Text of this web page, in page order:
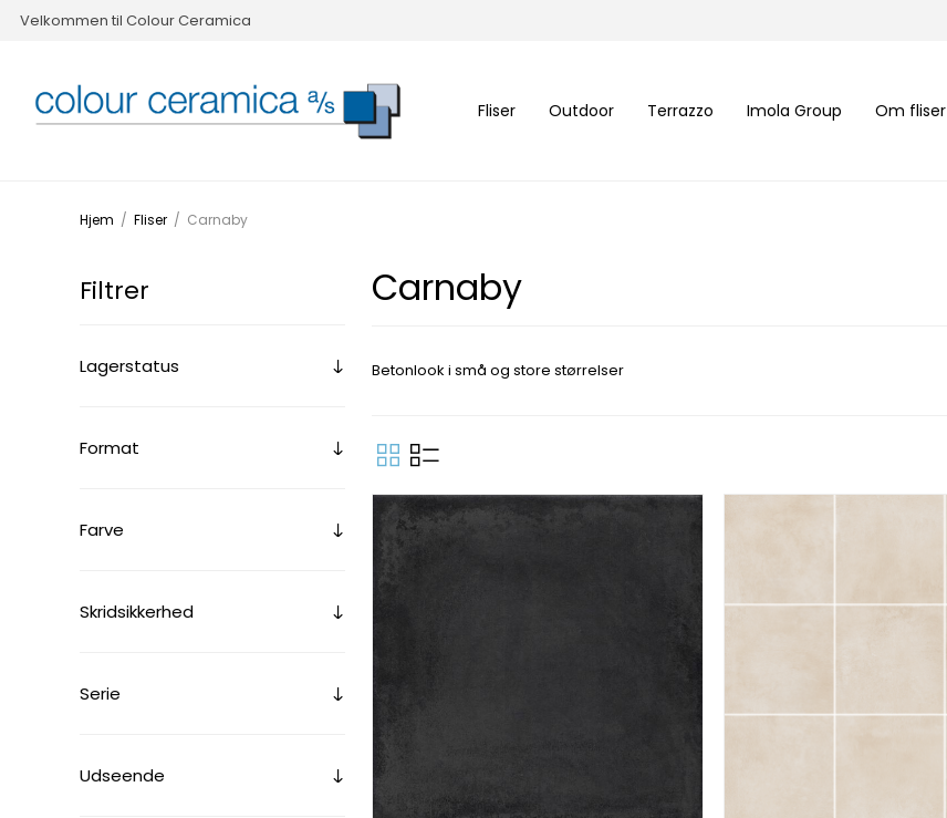
Velkommen til Colour Ceramica
Fliser Outdoor Terrazzo Imola Group Om fliser
Hjem / Fliser / Carnaby
Filtrer
Lagerstatus
Format
Farve
Skridsikkerhed
Serie
Udseende
Carnaby
Betonlook i små og store størrelser